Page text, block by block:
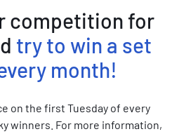
competition for
try to win a set
month!
on the first Tuesday of every
winners. For more information,